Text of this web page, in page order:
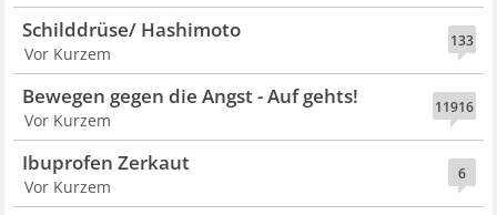
133
Schilddrüse/ Hashimoto
Vor Kurzem
11916
Bewegen gegen die Angst - Auf gehts!
Vor Kurzem
6
Ibuprofen Zerkaut
Vor Kurzem